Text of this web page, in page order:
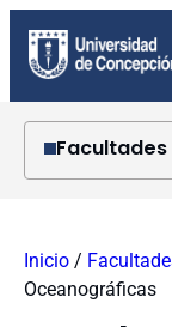
contenido
Facultades
Ciencias
Ciencias
Inicio /
Oceanográficas